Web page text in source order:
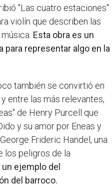
"Las cuatro estaciones"
violín que describen las
Esta obra es un
representar algo en la
también se convirtió en
entre las más relevantes,
de Henry Purcell que
y su amor por Eneas y
Frideric Handel, una
los peligros de la
ejemplo del
del barroco.